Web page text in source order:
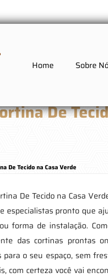
Home Sobre
De
De Tecido na Casa Verde
De Tecido na Casa
especialistas pronto que
forma de instalação.
das cortinas prontas
o seu espaço, sem
com certeza você vai